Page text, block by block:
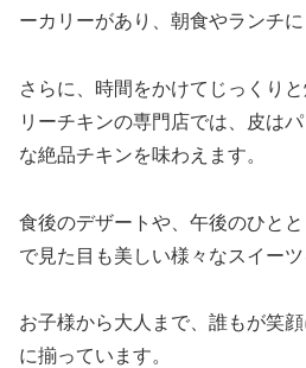
ーカリーがあり、朝食やランチに
さらに、時間をかけてじっくり
リーチキンの専門店では、皮は
な絶品チキンを味わえます。
食後のデザートや、午後のひと
で見た目も美しい様々なスイーツ
お子様から大人まで、誰もが笑
に揃っています。